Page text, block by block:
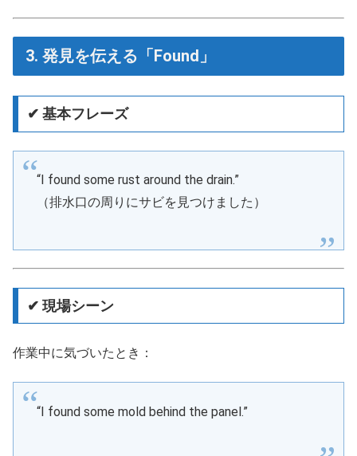
3. 発見を伝える「Found」
✔ 基本フレーズ
“I found some rust around the drain.”
（排水口の周りにサビを見つけました）
✔ 現場シーン
作業中に気づいたとき：
“I found some mold behind the panel.”